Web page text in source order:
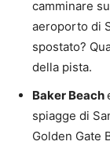
camminare
aeroporto di
spostato?
della pista.
Baker Beach
spiagge di
Golden Gate